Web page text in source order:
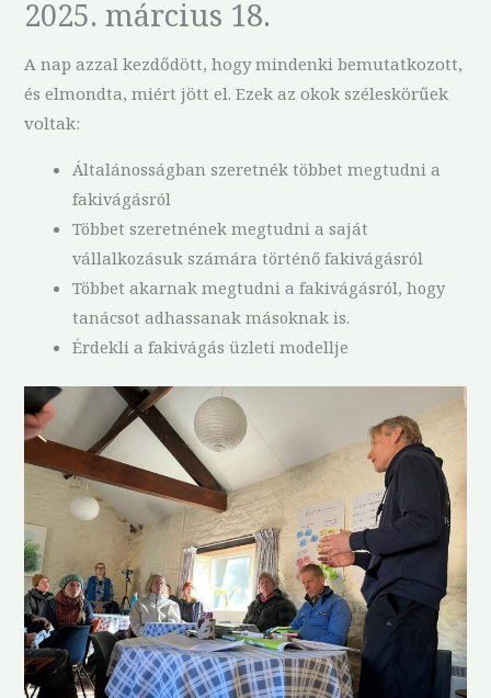
2025. március 18.
A nap azzal kezdődött, hogy mindenki bemutatkozott,
és elmondta, miért jött el. Ezek az okok széleskörűek
voltak:
Általánosságban szeretnék többet megtudni a
fakivágásról
Többet szeretnének megtudni a saját
vállalkozásuk számára történő fakivágásról
Többet akarnak megtudni a fakivágásról, hogy
tanácsot adhassanak másoknak is.
Érdekli a fakivágás üzleti modellje